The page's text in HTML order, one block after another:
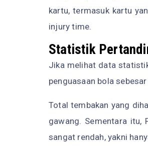
kartu, termasuk kartu
injury time.
Statistik
Jika melihat data
penguasaan bola
Total tembakan yang
gawang. Sementara itu,
sangat rendah, yakni